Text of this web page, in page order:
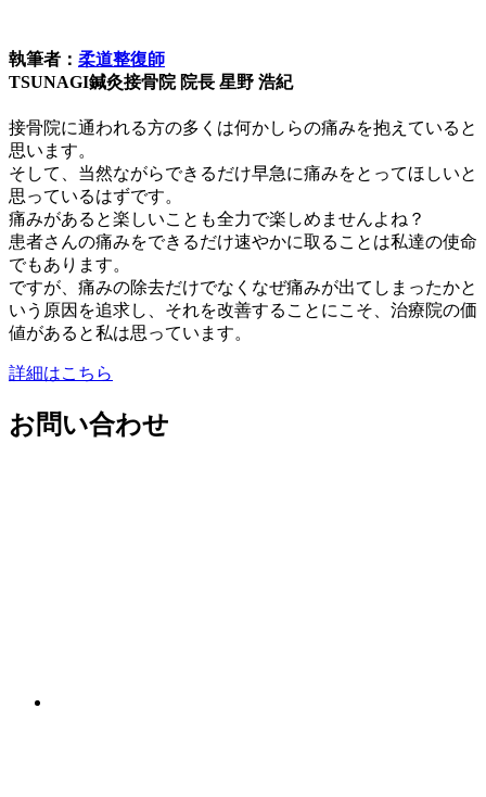
執筆者： 柔道整復師
TSUNAGI鍼灸接骨院 院長 星野 浩紀
接骨院に通われる方の多くは何かしらの痛みを抱えていると
思います。
そして、当然ながらできるだけ早急に痛みをとってほしいと
思っているはずです。
痛みがあると楽しいことも全力で楽しめませんよね？
患者さんの痛みをできるだけ速やかに取ることは私達の使命
でもあります。
ですが、痛みの除去だけでなくなぜ痛みが出てしまったかと
いう原因を追求し、それを改善することにこそ、治療院の価
値があると私は思っています。
詳細はこちら
お問い合わせ